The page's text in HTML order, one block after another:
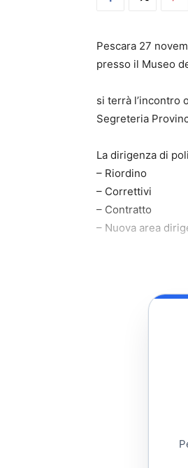
Pescara 27
presso il Museo
si terrà l’incontro
Segreteria
La dirigenza di
– Riordino
– Correttivi
– Contratto
– Nuova area